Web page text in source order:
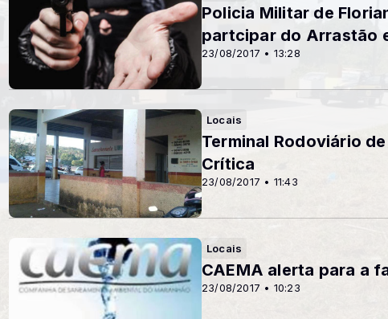
23/08/2017 • 13:28
Policia Militar de
partcipar do Arrastão
Locais
23/08/2017 • 11:43
Terminal Rodoviário
Crítica
Locais
23/08/2017 • 10:23
CAEMA alerta para a